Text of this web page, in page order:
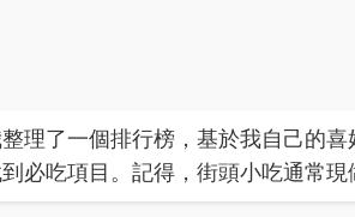
理了一個排行榜，基於我自己的
必吃項目。記得，街頭小吃通常現